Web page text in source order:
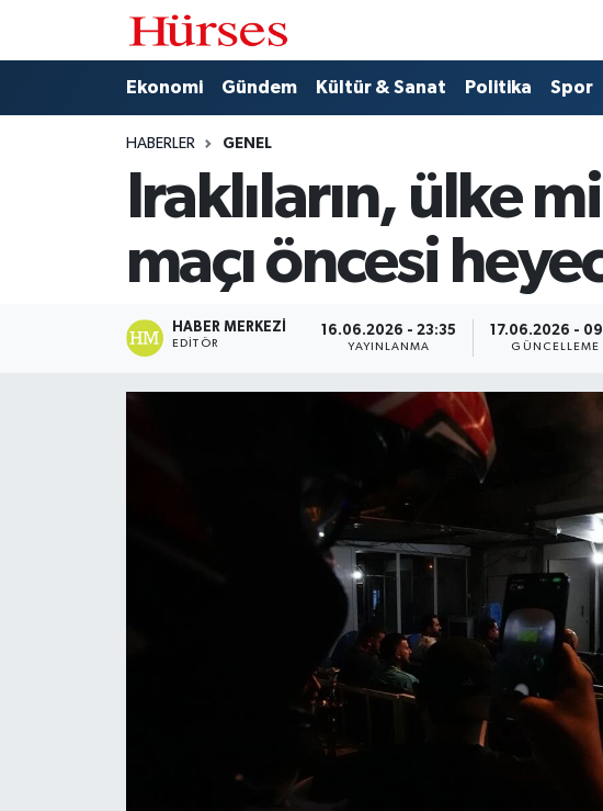
Ekonomi Gündem Kültür & Sanat Politika Spor
HABERLER GENEL
Iraklıların, ülke
maçı öncesi
HABER MERKEZI
EDITÖR
16.06.2026 - 23:35
YAYINLANMA
17.06.2026 -
GÜNCELLEME
Ekonomi
Gündem
Kültür & Sanat
Hava Durumu
Trafik Durumu
Süper Lig Puan Durumu ve Fikstür
Tüm Manşetler
Haber Arşivi